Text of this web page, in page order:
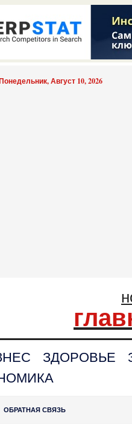
Август 10, 2026
ЗДОРОВЬЕ
ОБРАТНАЯ СВЯЗЬ